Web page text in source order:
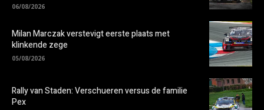
06/08/2026
Milan Marczak verstevigt eerste plaats met
klinkende zege
05/08/2026
Rally van Staden: Verschueren versus de familie
Pex